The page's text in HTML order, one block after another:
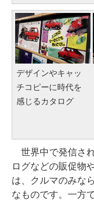
デザインやキャッ
チコピーに時代を
感じるカタログ
世界中で発信さ
ログなどの販促物
は、クルマのみな
なものです。一方